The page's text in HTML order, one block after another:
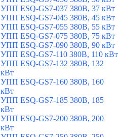
УПП ESQ-GS7-037 380В, 37 кВт
УПП ESQ-GS7-045 380В, 45 кВт
УПП ESQ-GS7-055 380В, 55 кВт
УПП ESQ-GS7-075 380В, 75 кВт
УПП ESQ-GS7-090 380В, 90 кВт
УПП ESQ-GS7-110 380В, 110 кВт
УПП ESQ-GS7-132 380В, 132
кВт
УПП ESQ-GS7-160 380В, 160
кВт
УПП ESQ-GS7-185 380В, 185
кВт
УПП ESQ-GS7-200 380В, 200
кВт